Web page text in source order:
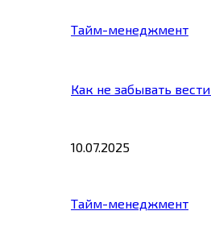
Тайм-менеджмент
Как не забывать
10.07.2025
Тайм-менеджмент